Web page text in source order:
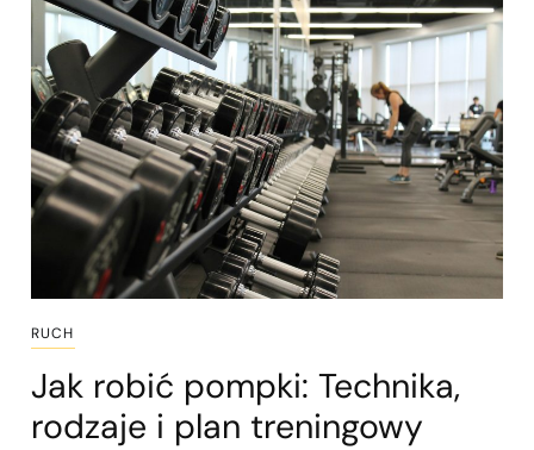
RUCH
Jak robić pompki: Technika,
rodzaje i plan treningowy